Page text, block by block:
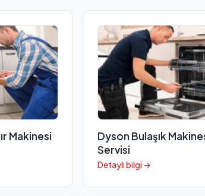
Makinesi
Dyson Bulaşık
Servisi
Detaylı bilgi →